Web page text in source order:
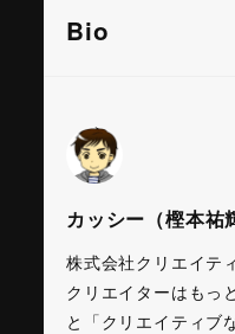
Bio
カッシー（樫本祐
株式会社クリエイテ
クリエイターはもっ
と「クリエイティブ